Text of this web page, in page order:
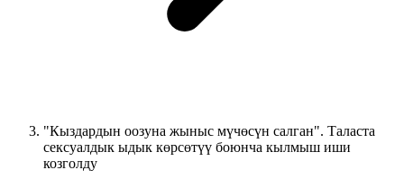
"Кыздардын оозуна жыныс мүчөсүн салган". Таласта
сексуалдык ыдык көрсөтүү боюнча кылмыш иши
козголду